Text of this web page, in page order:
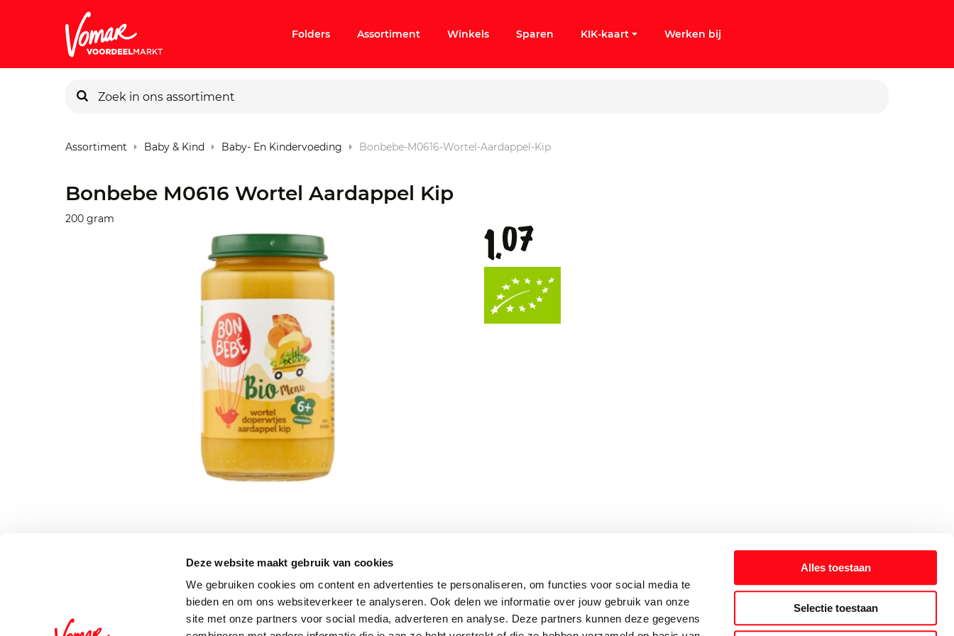
Deze website maakt gebruik van cookies
We gebruiken cookies om content en advertenties te personaliseren, om functies voor social media te
bieden en om ons websiteverkeer te analyseren. Ook delen we informatie over jouw gebruik van onze
site met onze partners voor social media, adverteren en analyse. Deze partners kunnen deze gegevens
Alles toestaan
Selectie toestaan
Pincode vergeten
Folders Assortiment Winkels Sparen KIK-kaart Werken bij
Assortiment Baby & Kind Baby- En Kindervoeding Bonbebe-M0616-Wortel-Aardappel-Kip
Bonbebe M0616 Wortel Aardappel Kip
200 gram
1.07
Schrijf je in voor de Vomar nieuwsbrief